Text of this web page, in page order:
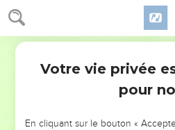
NE MANQUEZ PAS
Votre vie privée
pour
En cliquant sur le bouton «